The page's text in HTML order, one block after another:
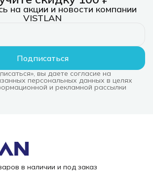
на акции и новости компании
VISTLAN
Подписаться
вы даете согласие на
персональных данных в целях
и рекламной рассылки
в наличии и под заказ